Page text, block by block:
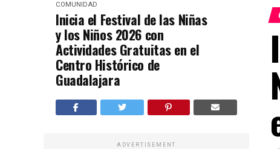
COMUNIDAD
Inicia el Festival de las Niñas
y los Niños 2026 con
Actividades Gratuitas en el
Centro Histórico de
Guadalajara
ADVERTISEMENT